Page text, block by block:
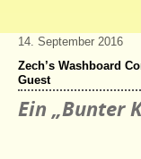
14. September 2016
Zech’s Washboard
Guest
Ein „Bunter